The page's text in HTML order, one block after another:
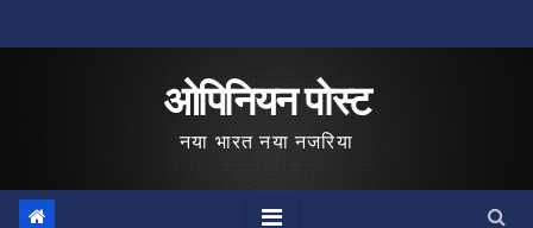
to
ओपिनियन पोस्ट
नया भारत नया नजरिया